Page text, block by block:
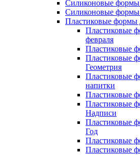
Силиконовые
Силиконовые формы
Пластиковые формы
Пластиковые
февраля
Пластиковые
Пластиковые
Геометрия
Пластиковые
напитки
Пластиковые
Пластиковые
Надписи
Пластиковые
Год
Пластиковые
Пластиковые